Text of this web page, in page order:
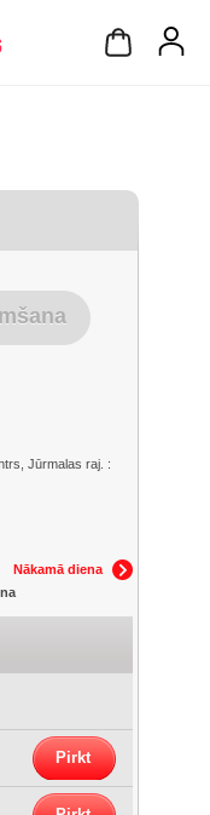
Jūrmalas raj. :
Nākamā diena
Pirkt